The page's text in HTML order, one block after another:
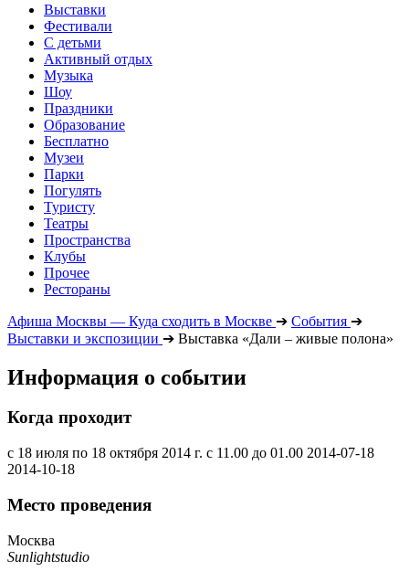
Выставки
Фестивали
С детьми
Активный отдых
Музыка
Шоу
Праздники
Образование
Бесплатно
Музеи
Парки
Погулять
Туристу
Театры
Пространства
Клубы
Прочее
Рестораны
Афиша Москвы — Куда сходить в Москве ➔ События ➔
Выставки и экспозиции ➔ Выставка «Дали – живые полона»
Информация о событии
Когда проходит
с 18 июля по 18 октября 2014 г. с 11.00 до 01.00 2014-07-18
2014-10-18
Место проведения
Москва
Sunlightstudio